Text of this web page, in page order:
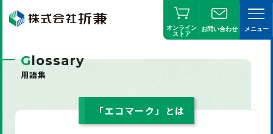
オンライン
ストア
お問い合わせ メニュー
Glossary
用語集
「エコマーク」とは